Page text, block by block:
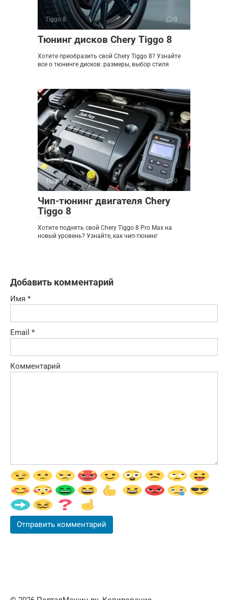
Tiggo 8 0
Тюнинг дисков Chery Tiggo 8
Хотите преобразить свой Chery Tiggo 8? Узнайте
все о тюнинге дисков: размеры, выбор стиля
Tiggo 8 0
Чип-тюнинг двигателя Chery
Tiggo 8
Хотите поднять свой Chery Tiggo 8 Pro Max на
новый уровень? Узнайте, как чип-тюнинг
Добавить комментарий
Имя *
Email *
Комментарий